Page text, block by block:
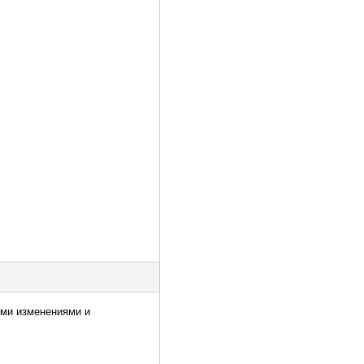
изменениями и